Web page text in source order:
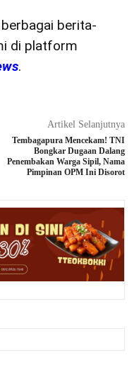
berita-
di platform
.
Artikel Selanjutnya
Tembagapura Mencekam! TNI
Bongkar Dugaan Dalang
Penembakan Warga Sipil, Nama
Pimpinan OPM Ini Disorot